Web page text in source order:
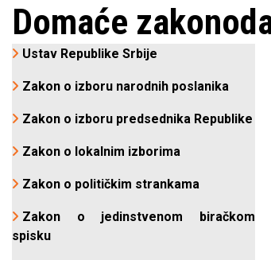
Domaće
Ustav Republike Srbije
Zakon o izboru narodnih poslanika
Zakon o izboru predsednika Republike
Zakon o lokalnim izborima
Zakon o političkim strankama
Zakon o jedinstvenom biračkom
spisku